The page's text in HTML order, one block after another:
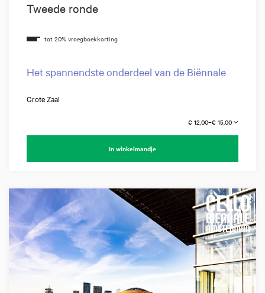
Tweede ronde
Het spannendste onderdeel van de Biënnale
Grote Zaal
€ 12,00–€ 15,00
In winkelmandje